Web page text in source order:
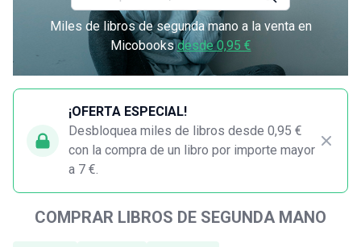
Miles de libros de segunda mano a la venta en
Micobooksdesde 0,95 €
¡OFERTA ESPECIAL!
Desbloquea miles de libros desde 0,95 €
con la compra de un libro por importe mayor
a 7 €.
COMPRAR LIBROS DE SEGUNDA MANO